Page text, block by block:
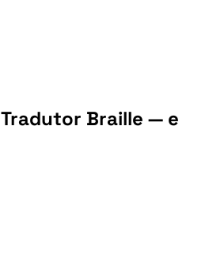
Tradutor Braille — e